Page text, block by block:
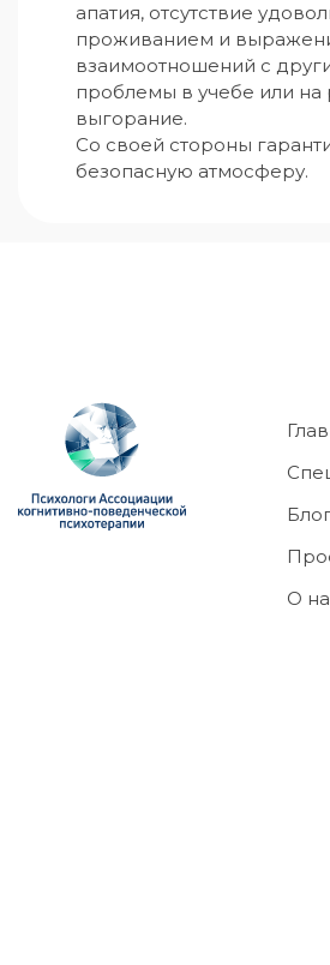
апатия, отсутствие
проживанием и
взаимоотношений с
проблемы в учебе или на
выгорание.
Со своей стороны
безопасную атмосферу.
О